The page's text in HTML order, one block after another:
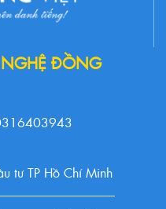
ĐỒNG
tư TP Hồ Chí Minh